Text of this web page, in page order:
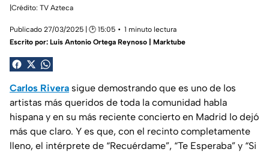
|Crédito: TV Azteca
Publicado 27/03/2025 | 🕑 15:05
1 minuto lectura
Escrito por: Luis Antonio Ortega Reynoso | Marktube
Carlos Rivera sigue demostrando que es uno de los
artistas más queridos de toda la comunidad habla
hispana y en su más reciente concierto en Madrid lo dejó
más que claro. Y es que, con el recinto completamente
lleno, el intérprete de “Recuérdame”, “Te Esperaba” y “Si